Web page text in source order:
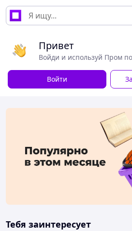
Привет
Войди и используй Пром
Войти
Тебя заинтересует